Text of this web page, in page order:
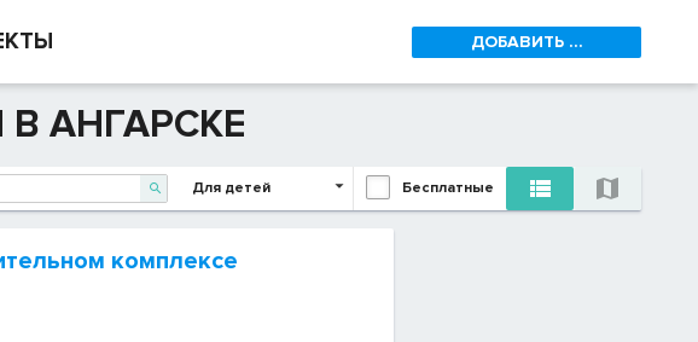
ДОБАВИТЬ ...
АНГАРСКЕ
 Для детей Бесплатные  
комплексе